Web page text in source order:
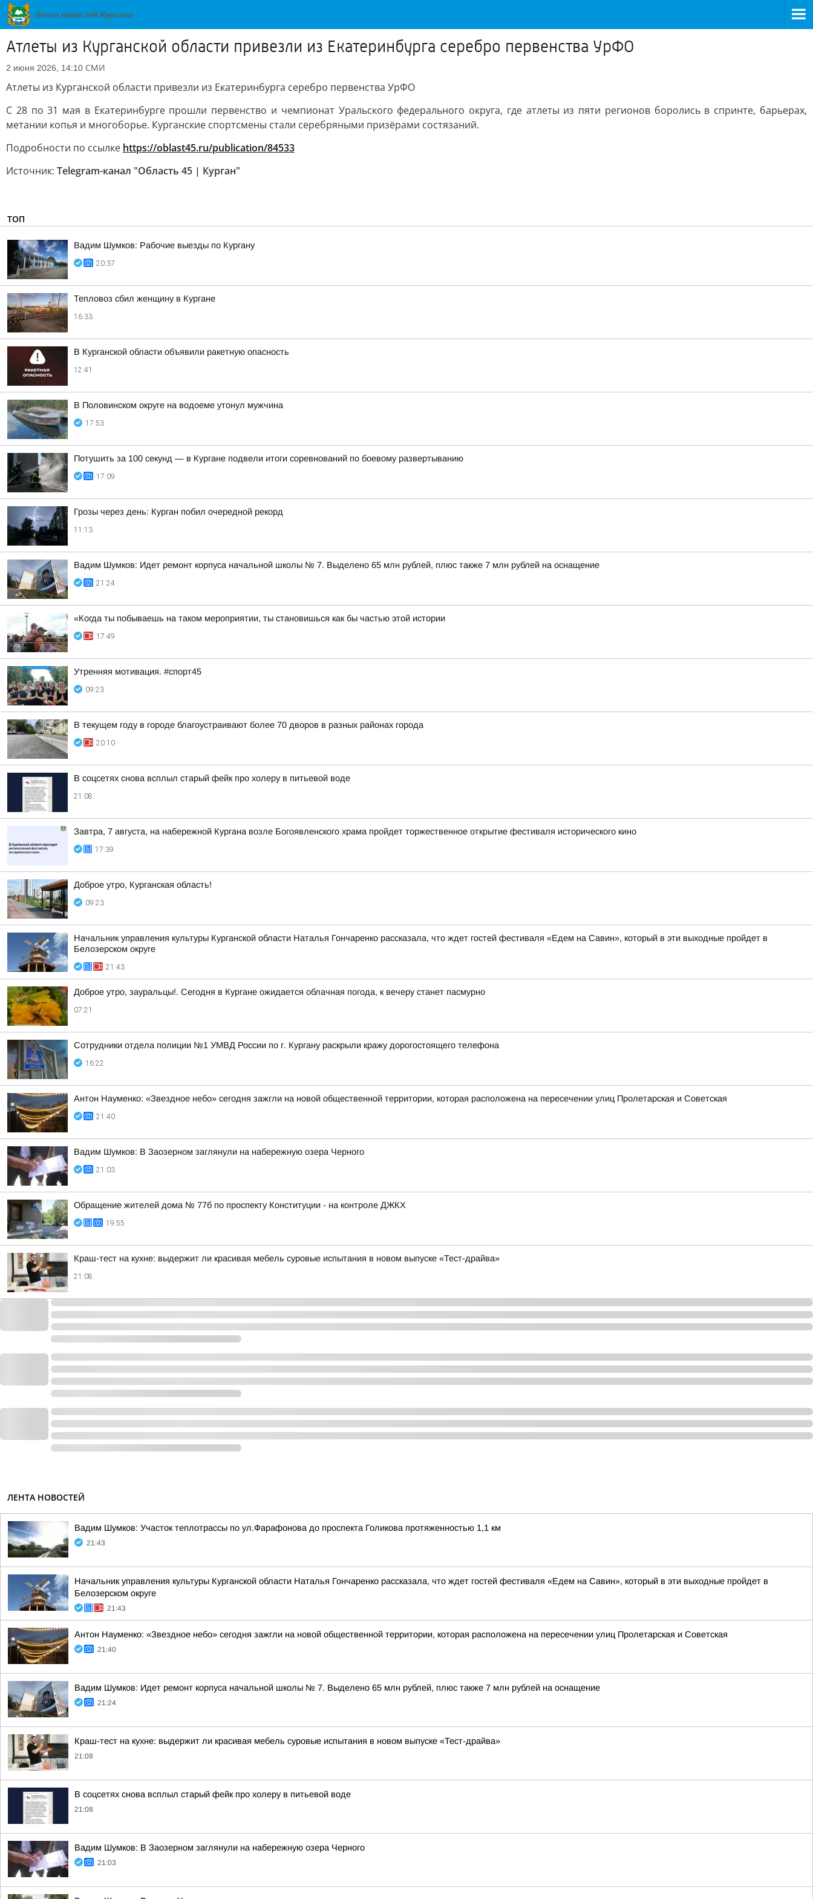
Атлеты из Курганской области привезли из Екатеринбурга серебро первенства УрФО
2 июня 2026, 14:10 СМИ
Атлеты из Курганской области привезли из Екатеринбурга серебро первенства УрФО
С 28 по 31 мая в Екатеринбурге прошли первенство и чемпионат Уральского федерального округа, где атлеты из пяти регионов боролись в спринте, барьерах,
метании копья и многоборье. Курганские спортсмены стали серебряными призёрами состязаний.
Подробности по ссылке https://oblast45.ru/publication/84533
Источник: Telegram-канал "Область 45 | Курган"
ТОП
Вадим Шумков: Рабочие выезды по Кургану
20:37
Тепловоз сбил женщину в Кургане
16:33
В Курганской области объявили ракетную опасность
12:41
В Половинском округе на водоеме утонул мужчина
17:53
Потушить за 100 секунд — в Кургане подвели итоги соревнований по боевому развертыванию
17:09
Грозы через день: Курган побил очередной рекорд
11:13
Вадим Шумков: Идет ремонт корпуса начальной школы № 7. Выделено 65 млн рублей, плюс также 7 млн рублей на оснащение
21:24
«Когда ты побываешь на таком мероприятии, ты становишься как бы частью этой истории
17:49
Утренняя мотивация. #спорт45
09:23
В текущем году в городе благоустраивают более 70 дворов в разных районах города
20:10
В соцсетях снова всплыл старый фейк про холеру в питьевой воде
21:08
Завтра, 7 августа, на набережной Кургана возле Богоявленского храма пройдет торжественное открытие фестиваля исторического кино
17:39
Доброе утро, Курганская область!
09:23
Начальник управления культуры Курганской области Наталья Гончаренко рассказала, что ждет гостей фестиваля «Едем на Савин», который в эти выходные пройдет в
Белозерском округе
21:43
Доброе утро, зауральцы!. Сегодня в Кургане ожидается облачная погода, к вечеру станет пасмурно
07:21
Сотрудники отдела полиции №1 УМВД России по г. Кургану раскрыли кражу дорогостоящего телефона
16:22
Антон Науменко: «Звездное небо» сегодня зажгли на новой общественной территории, которая расположена на пересечении улиц Пролетарская и Советская
21:40
Вадим Шумков: В Заозерном заглянули на набережную озера Черного
21:03
Обращение жителей дома № 77б по проспекту Конституции - на контроле ДЖКХ
19:55
Краш-тест на кухне: выдержит ли красивая мебель суровые испытания в новом выпуске «Тест-драйва»
21:08
ЛЕНТА НОВОСТЕЙ
Вадим Шумков: Участок теплотрассы по ул.Фарафонова до проспекта Голикова протяженностью 1,1 км
21:43
Начальник управления культуры Курганской области Наталья Гончаренко рассказала, что ждет гостей фестиваля «Едем на Савин», который в эти выходные пройдет в
Белозерском округе
21:43
Антон Науменко: «Звездное небо» сегодня зажгли на новой общественной территории, которая расположена на пересечении улиц Пролетарская и Советская
21:40
Вадим Шумков: Идет ремонт корпуса начальной школы № 7. Выделено 65 млн рублей, плюс также 7 млн рублей на оснащение
21:24
Краш-тест на кухне: выдержит ли красивая мебель суровые испытания в новом выпуске «Тест-драйва»
21:08
В соцсетях снова всплыл старый фейк про холеру в питьевой воде
21:08
Вадим Шумков: В Заозерном заглянули на набережную озера Черного
21:03